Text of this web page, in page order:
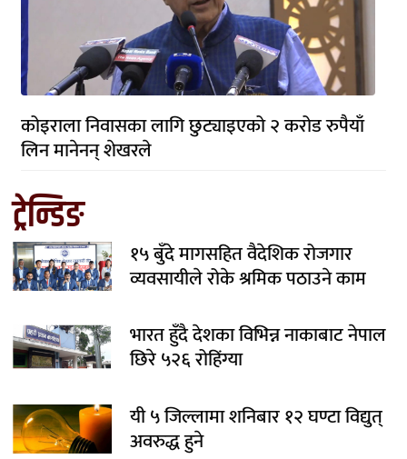
कोइराला निवासका लागि छुट्याइएको २ करोड रुपैयाँ
लिन मानेनन् शेखरले
ट्रेन्डिङ
१५ बुँदे मागसहित वैदेशिक रोजगार
व्यवसायीले रोके श्रमिक पठाउने काम
भारत हुँदै देशका विभिन्न नाकाबाट नेपाल
छिरे ५२६ रोहिंग्या
यी ५ जिल्लामा शनिबार १२ घण्टा विद्युत्
अवरुद्ध हुने